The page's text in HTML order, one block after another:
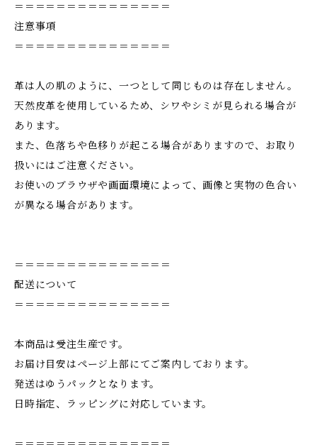
＝＝＝＝＝＝＝＝＝＝＝＝＝＝＝
注意事項
＝＝＝＝＝＝＝＝＝＝＝＝＝＝＝
革は人の肌のように、一つとして同じものは存在しません。
天然皮革を使用しているため、シワやシミが見られる場合が
あります。
また、色落ちや色移りが起こる場合がありますので、お取り
扱いにはご注意ください。
お使いのブラウザや画面環境によって、画像と実物の色合い
が異なる場合があります。
＝＝＝＝＝＝＝＝＝＝＝＝＝＝＝
配送について
＝＝＝＝＝＝＝＝＝＝＝＝＝＝＝
本商品は受注生産です。
お届け目安はページ上部にてご案内しております。
発送はゆうパックとなります。
日時指定、ラッピングに対応しています。